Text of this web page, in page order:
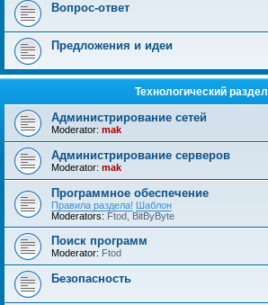
Вопрос-ответ
Предложения и идеи
Технологический раздел
Администрирование сетей
Moderator: mak
Администрирование серверов
Moderator: mak
Программное обеспечение
Правила раздела! Шаблон
Moderators: Ftod BitByByte
Поиск программ
Moderator: Ftod
Безопасность